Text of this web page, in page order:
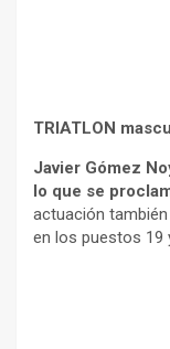
TRIATLON
Javier Gómez
lo que se
actuación
en los puestos 19